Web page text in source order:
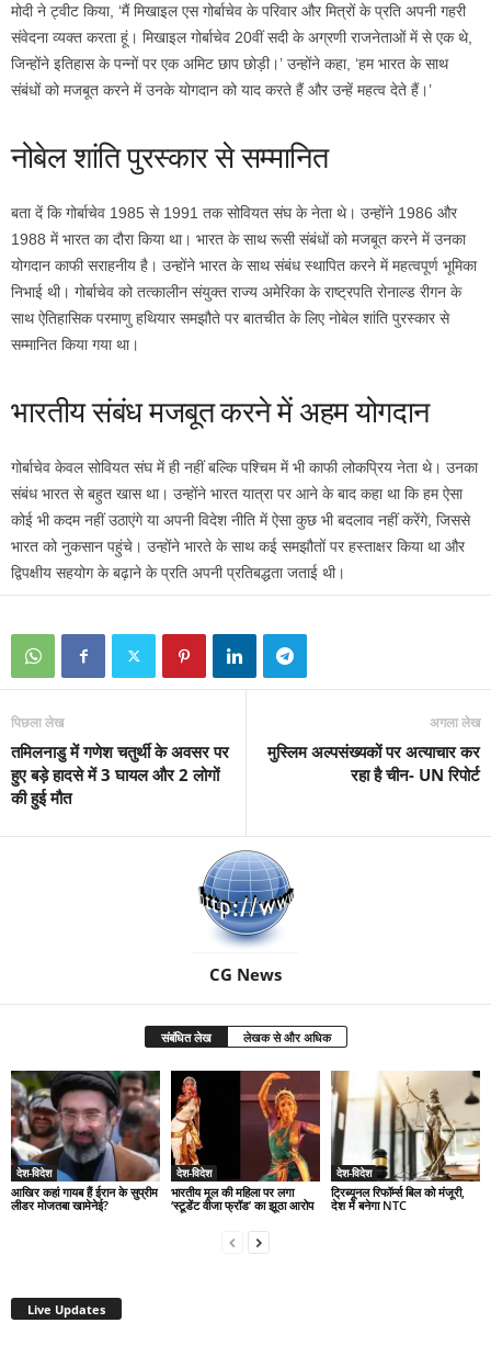
मोदी ने ट्वीट किया, ‘मैं मिखाइल एस गोर्बाचेव के परिवार और मित्रों के प्रति अपनी गहरी
संवेदना व्यक्त करता हूं। मिखाइल गोर्बाचेव 20वीं सदी के अग्रणी राजनेताओं में से एक थे,
जिन्होंने इतिहास के पन्नों पर एक अमिट छाप छोड़ी।’ उन्होंने कहा, ‘हम भारत के साथ
संबंधों को मजबूत करने में उनके योगदान को याद करते हैं और उन्हें महत्व देते हैं।’
नोबेल शांति पुरस्कार से सम्मानित
बता दें कि गोर्बाचेव 1985 से 1991 तक सोवियत संघ के नेता थे। उन्होंने 1986 और
1988 में भारत का दौरा किया था। भारत के साथ रूसी संबंधों को मजबूत करने में उनका
योगदान काफी सराहनीय है। उन्होंने भारत के साथ संबंध स्थापित करने में महत्वपूर्ण भूमिका
निभाई थी। गोर्बाचेव को तत्कालीन संयुक्त राज्य अमेरिका के राष्ट्रपति रोनाल्ड रीगन के
साथ ऐतिहासिक परमाणु हथियार समझौते पर बातचीत के लिए नोबेल शांति पुरस्कार से
सम्मानित किया गया था।
भारतीय संबंध मजबूत करने में अहम योगदान
गोर्बाचेव केवल सोवियत संघ में ही नहीं बल्कि पश्चिम में भी काफी लोकप्रिय नेता थे। उनका
संबंध भारत से बहुत खास था। उन्होंने भारत यात्रा पर आने के बाद कहा था कि हम ऐसा
कोई भी कदम नहीं उठाएंगे या अपनी विदेश नीति में ऐसा कुछ भी बदलाव नहीं करेंगे, जिससे
भारत को नुकसान पहुंचे। उन्होंने भारते के साथ कई समझौतों पर हस्ताक्षर किया था और
द्विपक्षीय सहयोग के बढ़ाने के प्रति अपनी प्रतिबद्धता जताई थी।
पिछला लेख
तमिलनाडु में गणेश चतुर्थी के अवसर पर
हुए बड़े हादसे में 3 घायल और 2 लोगों
की हुई मौत
अगला लेख
मुस्लिम अल्पसंख्यकों पर अत्याचार कर
रहा है चीन- UN रिपोर्ट
CG News
संबंधित लेख लेखक से और अधिक
देश-विदेश
आखिर कहां गायब हैं ईरान के सुप्रीम
लीडर मोजतबा खामेनेई?
देश-विदेश
भारतीय मूल की महिला पर लगा
‘स्टूडेंट वीजा फ्रॉड’ का झूठा आरोप
देश-विदेश
ट्रिब्यूनल रिफॉर्म्स बिल को मंजूरी,
देश में बनेगा NTC
Live Updates